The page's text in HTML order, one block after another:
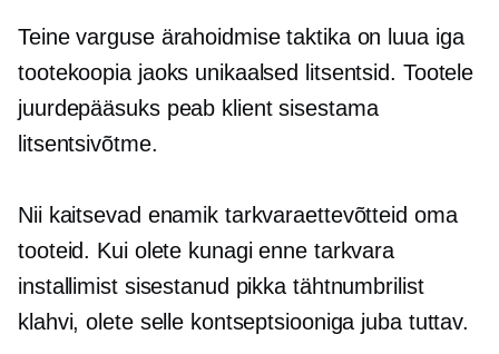
Teine varguse ärahoidmise taktika on luua iga
tootekoopia jaoks unikaalsed litsentsid. Tootele
juurdepääsuks peab klient sisestama
litsentsivõtme.
Nii kaitsevad enamik tarkvaraettevõtteid oma
tooteid. Kui olete kunagi enne tarkvara
installimist sisestanud pikka tähtnumbrilist
klahvi, olete selle kontseptsiooniga juba tuttav.